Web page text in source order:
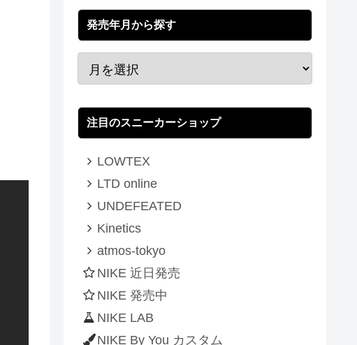
発売年月から探す
注目のスニーカーショップ
LOWTEX
LTD online
UNDEFEATED
Kinetics
atmos-tokyo
NIKE 近日発売
NIKE 発売中
NIKE LAB
NIKE By You カスタム